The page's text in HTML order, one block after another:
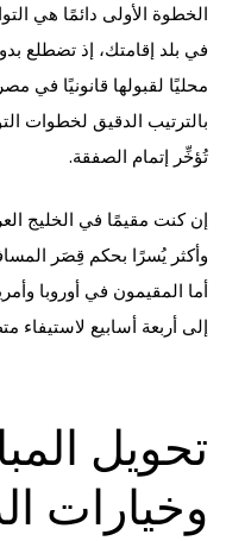
الخطوة الأولى دائمًا هي
في بلد إقامتك، إذ تضطلع
محليًا لقبولها قانونيًا في
بالترتيب الدقيق لخطوات
تُؤخِّر إتمام الصفقة.
إن كنت مقيمًا في الخليج
وأكثر يُسرًا بحكم قِصَر
أما المقيمون في أوروبا
إلى أربعة أسابيع لاستيفاء
تحويل
وخيارات